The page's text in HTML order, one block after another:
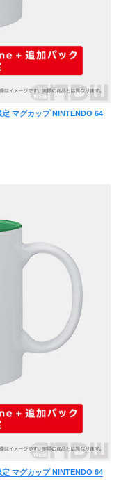
マグカップ NINTENDO 64
マグカップ NINTENDO 64